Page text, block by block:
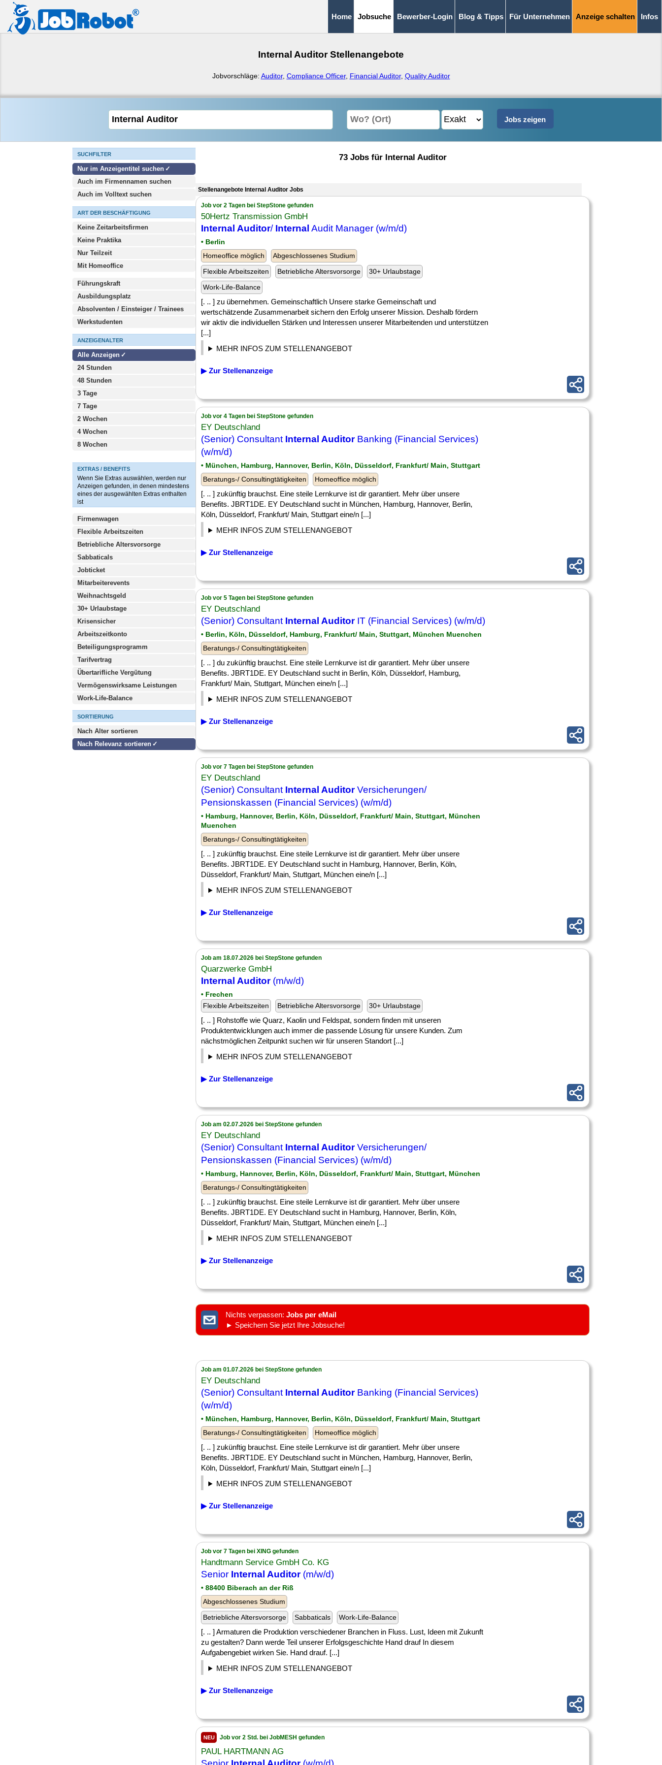
Home Jobsuche Bewerber-Login Blog & Tipps Für Unternehmen Anzeige schalten Infos
Internal Auditor Stellenangebote
Jobvorschläge: Auditor, Compliance Officer, Financial Auditor, Quality Auditor
SUCHFILTER
Nur im Anzeigentitel suchen
Auch im Firmennamen suchen
Auch im Volltext suchen
ART DER BESCHÄFTIGUNG
Keine Zeitarbeitsfirmen
Keine Praktika
Nur Teilzeit
Mit Homeoffice
Führungskraft
Ausbildungsplatz
Absolventen / Einsteiger / Trainees
Werkstudenten
ANZEIGENALTER
Alle Anzeigen
24 Stunden
48 Stunden
3 Tage
7 Tage
2 Wochen
4 Wochen
8 Wochen
EXTRAS / BENEFITS
Wenn Sie Extras auswählen, werden nur
Anzeigen gefunden, in denen mindestens
eines der ausgewählten Extras enthalten
ist
Firmenwagen
Flexible Arbeitszeiten
Betriebliche Altersvorsorge
Sabbaticals
Jobticket
Mitarbeiterevents
Weihnachtsgeld
30+ Urlaubstage
Krisensicher
Arbeitszeitkonto
Beteiligungsprogramm
Tarifvertrag
Übertarifliche Vergütung
Vermögenswirksame Leistungen
Work-Life-Balance
SORTIERUNG
Nach Alter sortieren
Nach Relevanz sortieren
73 Jobs für Internal Auditor
Stellenangebote Internal Auditor Jobs
Job vor 2 Tagen bei StepStone gefunden
50Hertz Transmission GmbH
Internal Auditor/ Internal Audit Manager (w/m/d)
• Berlin
Homeoffice möglich
Abgeschlossenes Studium
Flexible Arbeitszeiten
Betriebliche Altersvorsorge
30+ Urlaubstage
Work-Life-Balance
[. .. ] zu übernehmen. Gemeinschaftlich Unsere starke Gemeinschaft und
wertschätzende Zusammenarbeit sichern den Erfolg unserer Mission. Deshalb fördern
wir aktiv die individuellen Stärken und Interessen unserer Mitarbeitenden und unterstützen
[...]
MEHR INFOS ZUM STELLENANGEBOT
▶ Zur Stellenanzeige
Job vor 4 Tagen bei StepStone gefunden
EY Deutschland
(Senior) Consultant Internal AuditorBanking (Financial Services)
(w/m/d)
• München, Hamburg, Hannover, Berlin, Köln, Düsseldorf, Frankfurt/ Main, Stuttgart
Beratungs-/ Consultingtätigkeiten
Homeoffice möglich
[. .. ] zukünftig brauchst. Eine steile Lernkurve ist dir garantiert. Mehr über unsere
Benefits. JBRT1DE. EY Deutschland sucht in München, Hamburg, Hannover, Berlin,
Köln, Düsseldorf, Frankfurt/ Main, Stuttgart eine/n [...]
MEHR INFOS ZUM STELLENANGEBOT
▶ Zur Stellenanzeige
Job vor 5 Tagen bei StepStone gefunden
EY Deutschland
(Senior) Consultant Internal AuditorIT (Financial Services) (w/m/d)
• Berlin, Köln, Düsseldorf, Hamburg, Frankfurt/ Main, Stuttgart, München Muenchen
Beratungs-/ Consultingtätigkeiten
[. .. ] du zukünftig brauchst. Eine steile Lernkurve ist dir garantiert. Mehr über unsere
Benefits. JBRT1DE. EY Deutschland sucht in Berlin, Köln, Düsseldorf, Hamburg,
Frankfurt/ Main, Stuttgart, München eine/n [...]
MEHR INFOS ZUM STELLENANGEBOT
▶ Zur Stellenanzeige
Job vor 7 Tagen bei StepStone gefunden
EY Deutschland
(Senior) Consultant Internal AuditorVersicherungen/
Pensionskassen (Financial Services) (w/m/d)
• Hamburg, Hannover, Berlin, Köln, Düsseldorf, Frankfurt/ Main, Stuttgart, München
Muenchen
Beratungs-/ Consultingtätigkeiten
[. .. ] zukünftig brauchst. Eine steile Lernkurve ist dir garantiert. Mehr über unsere
Benefits. JBRT1DE. EY Deutschland sucht in Hamburg, Hannover, Berlin, Köln,
Düsseldorf, Frankfurt/ Main, Stuttgart, München eine/n [...]
MEHR INFOS ZUM STELLENANGEBOT
▶ Zur Stellenanzeige
Job am 18.07.2026 bei StepStone gefunden
Quarzwerke GmbH
Internal Auditor(m/w/d)
• Frechen
Flexible Arbeitszeiten
Betriebliche Altersvorsorge 30+ Urlaubstage
[. .. ] Rohstoffe wie Quarz, Kaolin und Feldspat, sondern finden mit unseren
Produktentwicklungen auch immer die passende Lösung für unsere Kunden. Zum
nächstmöglichen Zeitpunkt suchen wir für unseren Standort [...]
MEHR INFOS ZUM STELLENANGEBOT
▶ Zur Stellenanzeige
Job am 02.07.2026 bei StepStone gefunden
EY Deutschland
(Senior) Consultant Internal AuditorVersicherungen/
Pensionskassen (Financial Services) (w/m/d)
• Hamburg, Hannover, Berlin, Köln, Düsseldorf, Frankfurt/ Main, Stuttgart, München
Beratungs-/ Consultingtätigkeiten
[. .. ] zukünftig brauchst. Eine steile Lernkurve ist dir garantiert. Mehr über unsere
Benefits. JBRT1DE. EY Deutschland sucht in Hamburg, Hannover, Berlin, Köln,
Düsseldorf, Frankfurt/ Main, Stuttgart, München eine/n [...]
MEHR INFOS ZUM STELLENANGEBOT
▶ Zur Stellenanzeige
Nichts verpassen: Jobs per eMail
► Speichern Sie jetzt Ihre Jobsuche!
Job am 01.07.2026 bei StepStone gefunden
EY Deutschland
(Senior) Consultant Internal AuditorBanking (Financial Services)
(w/m/d)
• München, Hamburg, Hannover, Berlin, Köln, Düsseldorf, Frankfurt/ Main, Stuttgart
Beratungs-/ Consultingtätigkeiten
Homeoffice möglich
[. .. ] zukünftig brauchst. Eine steile Lernkurve ist dir garantiert. Mehr über unsere
Benefits. JBRT1DE. EY Deutschland sucht in München, Hamburg, Hannover, Berlin,
Köln, Düsseldorf, Frankfurt/ Main, Stuttgart eine/n [...]
MEHR INFOS ZUM STELLENANGEBOT
▶ Zur Stellenanzeige
Job vor 7 Tagen bei XING gefunden
Handtmann Service GmbH Co. KG
Senior Internal Auditor(m/w/d)
• 88400 Biberach an der Riß
Abgeschlossenes Studium
Betriebliche Altersvorsorge
Sabbaticals Work-Life-Balance
[. .. ] Armaturen die Produktion verschiedener Branchen in Fluss. Lust, Ideen mit Zukunft
zu gestalten? Dann werde Teil unserer Erfolgsgeschichte Hand drauf In diesem
Aufgabengebiet wirken Sie. Hand drauf. [...]
MEHR INFOS ZUM STELLENANGEBOT
▶ Zur Stellenanzeige
NEU Job vor 2 Std. bei JobMESH gefunden
PAUL HARTMANN AG